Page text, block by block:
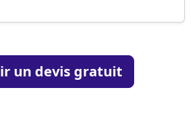
un devis gratuit